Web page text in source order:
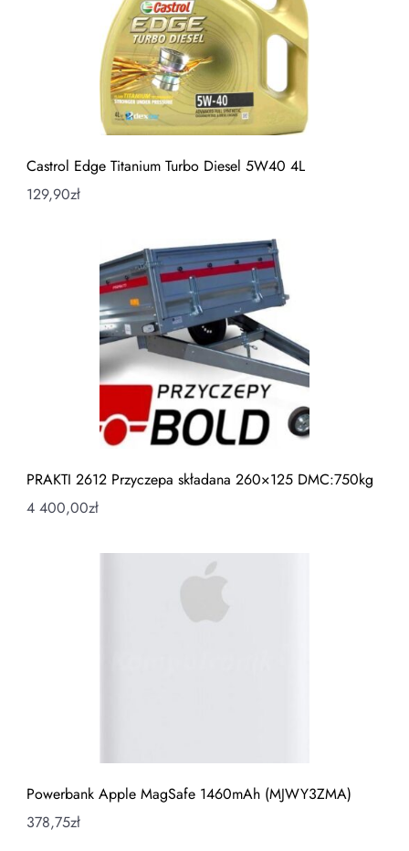
Castrol Edge Titanium Turbo Diesel 5W40 4L
129,90zł
PRAKTI 2612 Przyczepa składana 260×125 DMC:750kg
4 400,00zł
Powerbank Apple MagSafe 1460mAh (MJWY3ZMA)
378,75zł